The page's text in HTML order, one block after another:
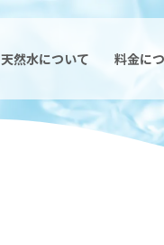
天然水について 料金に